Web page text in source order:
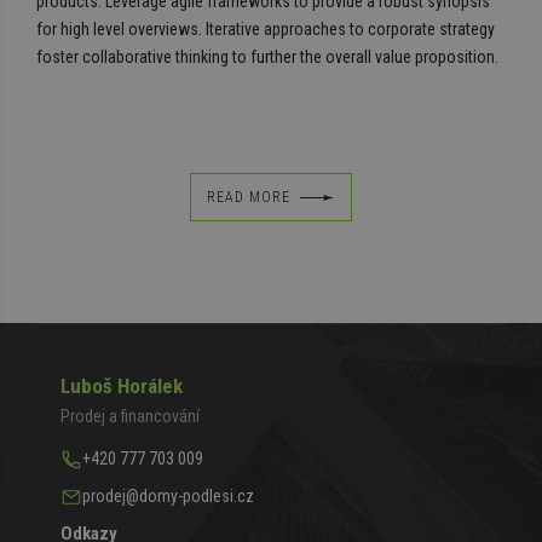
for high level overviews. Iterative approaches to corporate strategy
foster collaborative thinking to further the overall value proposition.
READ MORE
Luboš Horálek
Prodej a financování
+420 777 703 009
prodej@domy-podlesi.cz
Odkazy